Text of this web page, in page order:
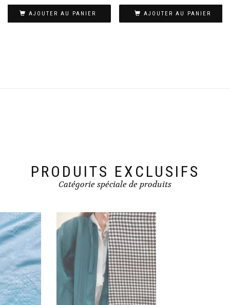
AJOUTER AU PANIER AJOUTER AU PANIER
PRODUITS EXCLUSIFS
Catégorie spéciale de produits